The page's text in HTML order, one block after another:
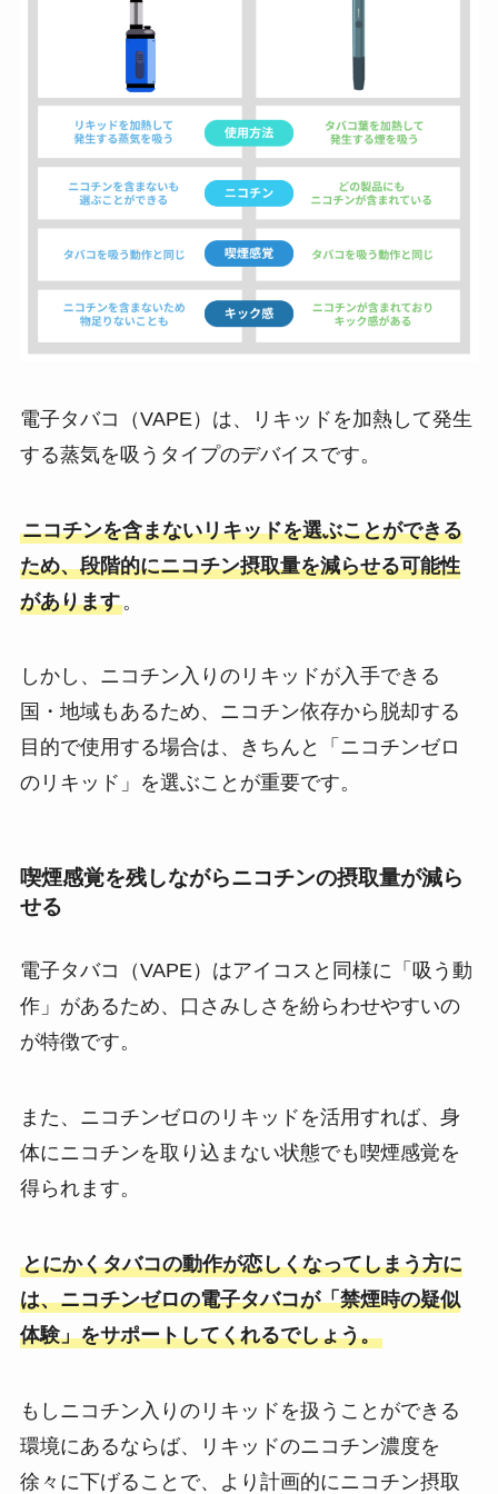
電子タバコ（VAPE）は、リキッドを加熱して発生
する蒸気を吸うタイプのデバイスです。
ニコチンを含まないリキッドを選ぶことができる
ため、段階的にニコチン摂取量を減らせる可能性
があります。
しかし、ニコチン入りのリキッドが入手できる
国・地域もあるため、ニコチン依存から脱却する
目的で使用する場合は、きちんと「ニコチンゼロ
のリキッド」を選ぶことが重要です。
喫煙感覚を残しながらニコチンの摂取量が減ら
せる
電子タバコ（VAPE）はアイコスと同様に「吸う動
作」があるため、口さみしさを紛らわせやすいの
が特徴です。
また、ニコチンゼロのリキッドを活用すれば、身
体にニコチンを取り込まない状態でも喫煙感覚を
得られます。
とにかくタバコの動作が恋しくなってしまう方に
は、ニコチンゼロの電子タバコが「禁煙時の疑似
体験」をサポートしてくれるでしょう。
もしニコチン入りのリキッドを扱うことができる
環境にあるならば、リキッドのニコチン濃度を
徐々に下げることで、より計画的にニコチン摂取